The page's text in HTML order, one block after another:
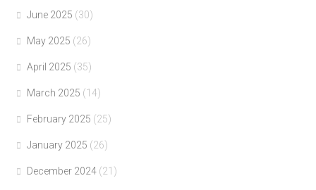
June 2025 (30)
May 2025 (26)
April 2025 (35)
March 2025 (14)
February 2025 (25)
January 2025 (26)
December 2024 (21)